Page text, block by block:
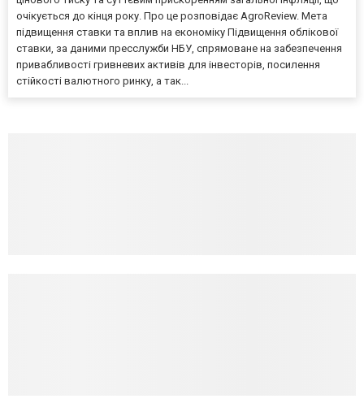
очікується до кінця року. Про це розповідає AgroReview. Мета
підвищення ставки та вплив на економіку Підвищення облікової
ставки, за даними пресслужби НБУ, спрямоване на забезпечення
привабливості гривневих активів для інвесторів, посилення
стійкості валютного ринку, а так...